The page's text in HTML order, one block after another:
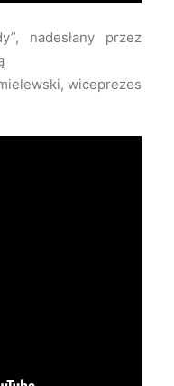
nadesłany przez
wiceprezes